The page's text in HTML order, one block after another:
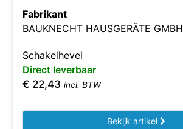
Fabrikant
BAUKNECHT HAUSGERÄTE GMBH
Schakelhevel
Direct leverbaar
€ 22,43 incl. BTW
Bekijk artikel